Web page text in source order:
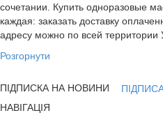
сочетании. Купить одноразовые
каждая: заказать доставку
адресу можно по всей территории
Розгорнути
ПІДПИСКА НА НОВИНИ
НАВІГАЦІЯ